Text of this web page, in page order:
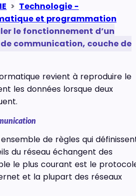
> Technologie -
et programmation
le fonctionnement d’un
communication, couche de
revient à reproduire le
les données lorsque deux
de règles qui
du réseau échangent des
le plus courant est le
et la plupart des réseaux